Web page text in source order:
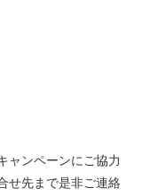
ャンペーンにご協力
せ先まで是非ご連絡